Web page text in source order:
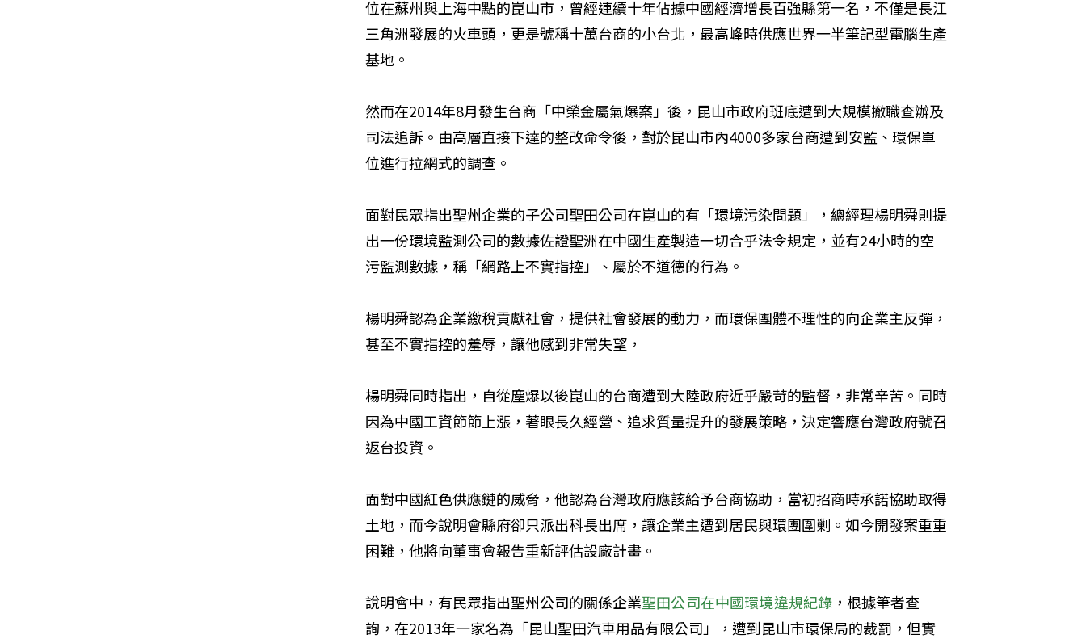
位在蘇州與上海中點的崑山市，曾經連續十年佔據中國經濟增長百強縣第一名，不僅是長江
三角洲發展的火車頭，更是號稱十萬台商的小台北，最高峰時供應世界一半筆記型電腦生產
基地。
然而在2014年8月發生台商「中榮金屬氣爆案」後，昆山市政府班底遭到大規模撤職查辦及
司法追訴。由高層直接下達的整改命令後，對於昆山市內4000多家台商遭到安監、環保單
位進行拉網式的調查。
面對民眾指出聖州企業的子公司聖田公司在崑山的有「環境污染問題」，總經理楊明舜則提
出一份環境監測公司的數據佐證聖洲在中國生產製造一切合乎法令規定，並有24小時的空
污監測數據，稱「網路上不實指控」、屬於不道德的行為。
楊明舜認為企業繳稅貢獻社會，提供社會發展的動力，而環保團體不理性的向企業主反彈，
甚至不實指控的羞辱，讓他感到非常失望，
楊明舜同時指出，自從塵爆以後崑山的台商遭到大陸政府近乎嚴苛的監督，非常辛苦。同時
因為中國工資節節上漲，著眼長久經營、追求質量提升的發展策略，決定響應台灣政府號召
返台投資。
面對中國紅色供應鏈的威脅，他認為台灣政府應該給予台商協助，當初招商時承諾協助取得
土地，而今說明會縣府卻只派出科長出席，讓企業主遭到居民與環團圍剿。如今開發案重重
困難，他將向董事會報告重新評估設廠計畫。
說明會中，有民眾指出聖州公司的關係企業聖田公司在中國環境違規紀錄 ，根據筆者查
詢，在2013年一家名為「昆山聖田汽車用品有限公司」，遭到昆山市環保局的裁罰，但實